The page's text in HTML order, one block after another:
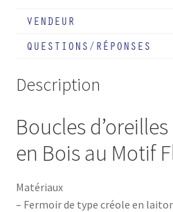
VENDEUR
QUESTIONS/RÉPONSES
Description
Boucles
en Bois au Motif
Matériaux
– Fermoir de type créole en